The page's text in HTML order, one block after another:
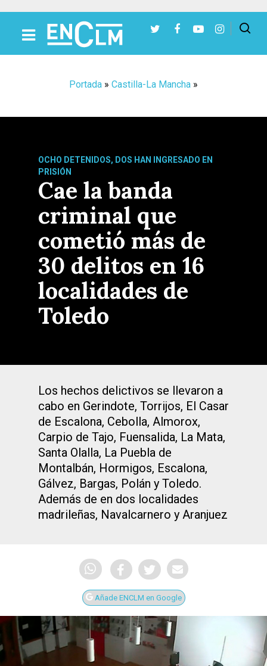
Portada » Castilla-La Mancha »
OCHO DETENIDOS, DOS HAN INGRESADO EN
PRISIÓN
Cae la banda
criminal que
cometió más de
30 delitos en 16
localidades de
Toledo
Los hechos delictivos se llevaron a
cabo en Gerindote, Torrijos, El Casar
de Escalona, Cebolla, Almorox,
Carpio de Tajo, Fuensalida, La Mata,
Santa Olalla, La Puebla de
Montalbán, Hormigos, Escalona,
Gálvez, Bargas, Polán y Toledo.
Además de en dos localidades
madrileñas, Navalcarnero y Aranjuez
Añade ENCLM en Google